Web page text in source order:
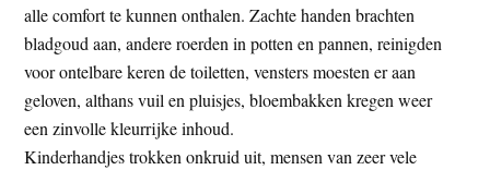
alle comfort te kunnen onthalen. Zachte handen brachten
bladgoud aan, andere roerden in potten en pannen, reinigden
voor ontelbare keren de toiletten, vensters moesten er aan
geloven, althans vuil en pluisjes, bloembakken kregen weer
een zinvolle kleurrijke inhoud.
Kinderhandjes trokken onkruid uit, mensen van zeer vele